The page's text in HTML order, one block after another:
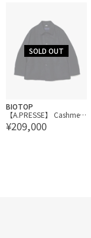
BIOTOP
【A.PRESSE】 Cashmere
Light Flannel Coverall Ja
¥209,000